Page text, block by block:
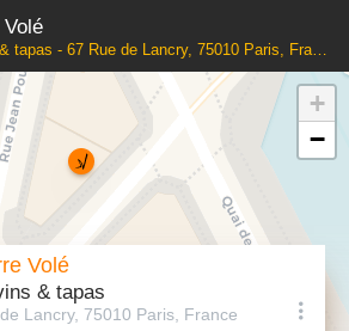
Bar à vins & tapas - 67 Rue de Lancry, 75010 Paris, France
Volé
& tapas
Lancry, 75010 Paris, France
+
−